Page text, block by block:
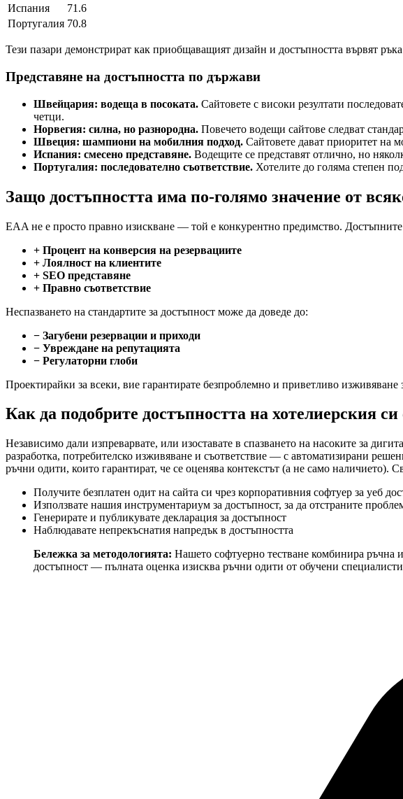
Испания
71.6
Португалия 70.8
Тези пазари демонстрират как приобщаващият дизайн и достъпността вървят
Представяне на достъпността по държави
Швейцария: водеща в посоката. Сайтовете с високи резултати
четци.
Норвегия: силна, но разнородна. Повечето водещи сайтове следват
Швеция: шампиони на мобилния подход. Сайтовете дават приоритет на
Испания: смесено представяне. Водещите се представят отлично, но
Португалия: последователно съответствие. Хотелите до голяма степен
Защо достъпността има по-голямо значение от
EAA не е просто правно изискване — той е конкурентно предимство. Достъпните
+ Процент на конверсия на резервациите
+ Лоялност на клиентите
+ SEO представяне
+ Правно съответствие
Неспазването на стандартите за достъпност може да доведе до:
− Загубени резервации и приходи
− Увреждане на репутацията
− Регулаторни глоби
Проектирайки за всеки, вие гарантирате безпроблемно и приветливо изживяване
Как да подобрите достъпността на хотелиерския
Независимо дали изпреварвате, или изоставате в спазването на насоките за
разработка, потребителско изживяване и съответствие — с автоматизирани
ръчни одити, които гарантират, че се оценява контекстът (а не само наличието).
Получите безплатен одит на сайта си чрез корпоративния софтуер за уеб
Използвате нашия инструментариум за достъпност, за да отстраните
Генерирате и публикувате декларация за достъпност
Наблюдавате непрекъснатия напредък в достъпността
Бележка за методологията: Нашето софтуерно тестване комбинира ръчна
достъпност — пълната оценка изисква ръчни одити от обучени